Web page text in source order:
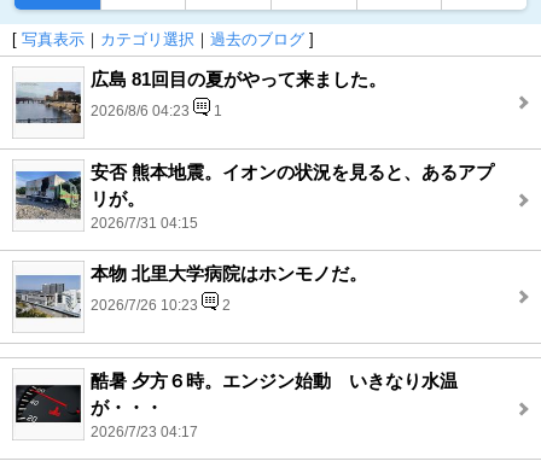
[ 写真表示 ｜ カテゴリ選択 ｜ 過去のブログ ]
広島 81回目の夏がやって来ました。
2026/8/6 04:23 1
安否 熊本地震。イオンの状況を見ると、あるアプ
リが。
2026/7/31 04:15
本物 北里大学病院はホンモノだ。
2026/7/26 10:23 2
酷暑 夕方６時。エンジン始動 いきなり水温
が・・・
2026/7/23 04:17